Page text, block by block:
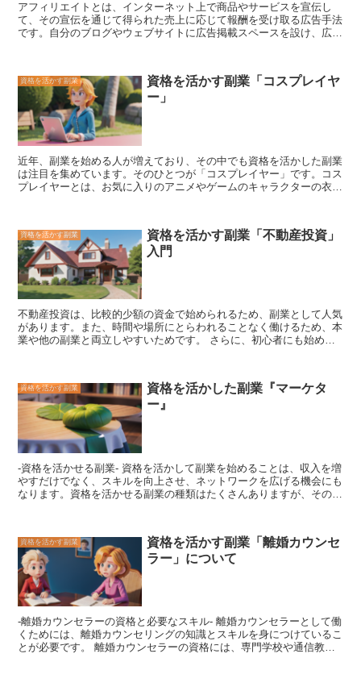
アフィリエイトとは、インターネット上で商品やサービスを宣伝し
て、その宣伝を通じて得られた売上に応じて報酬を受け取る広告手法
です。 自分のブログやウェブサイトに広告掲載スペースを設け、広告
アフィリエイトの仕組みは、次の通りです。まず、アフィリエイトプ
ログラムに登録します。アフィリエイトプログラムとは、広告主とア
フィリエイターを繋ぐ仕組みのことを指します。アフィリエイトプロ
グラムに登録すると、広告主が提供する広告を自分のブログやウェブ
サイトに掲載するための広告リンクが発行されます。この広告リンク
をブログやウェブサイトに掲載することで、読者が広告をクリックし
て商品やサービスを購入すると、アフィリエイターは広告主から報酬
を受け取ることができます。
資格を活かす副業
資格を活かす副業「コスプレイヤ
ー」
近年、副業を始める人が増えており、その中でも 資格を活かした副業
は注目を集めています。そのひとつが「コスプレイヤー」です。コス
プレイヤーとは、お気に入りのアニメやゲームのキャラクターの衣装
するために、衣装や小道具の自作をしたり、メイクやヘアアレンジを
したりします。また、イベントや撮影会に参加して、他のコスプレイ
ヤーと交流したり、写真撮影をしたりします。 コスプレイヤーの中
には、その活動で収入を得ている人もいます。
ベントや撮影会への出演、衣装や小道具の制作・販売、写真集の出版
など、さまざまです。また、コスプレイヤーとして活動していること
を活かして、モデルやタレントとして活躍する人もいます。 コスプ
レイヤーとして活動するためには、まずそのキャラクターになりきる
ための衣装や小道具を用意する必要があります。また、メイクやヘア
アレンジの技術も必要になります。さらに、イベントや撮影会に参加
キャラクターになりきって楽しむことができるというメリットがあり
ます。また、イベントや撮影会に参加したり、写真撮影をしたりする
ことで、他のコスプレイヤーと交流したり、写真撮影をしたりするこ
とで、他のコスプレイヤーと交流したり、新しい友人を作ったりする
こともできます。さらに、コスプレイヤーとして活動していることを
活かして、モデルやタレントとして活躍することも可能です。
資格を活かす副業
資格を活かす副業「不動産投資」
入門
不動産投資は、 比較的少額の資金で始められるため、副業として人気
があります。また、 時間や場所にとらわれることなく働けるため、本
業や他の副業と両立しやすいためです。 さらに、初心者にも始めや
産」の2種類があります。居住用不動産は、安定した需要があるた
め、初心者に人気があります。一方、事業用不動産は、需要が変動す
賃収入という安定した収入を得ることができる
補うためにも有効です。また、不動産は、
多いため、資産形成にもつながります。
資格を活かす副業
資格を活かした副業『マーケタ
ー』
-資格を活かせる副業- 資格を活かして副業を始めることは、 収入を増
やすだけでなく、スキルを向上させ、ネットワークを広げる機会にも
なります。 資格を活かせる副業の種類はたくさんありますが、その中
マーケティングのコンサルティングを提供したり、マーケティングキ
ャンペーンを企画・実行したりすることができます。 * ライティング
ライティングの資格を持っている人は、
働くことができます。フリーランスライターは、企業や組織のブロ
グやウェブサイトの記事を書いたり、パンフレットやチラシなどの販
促物を制作したりすることができます。 * デザインデザインの資格を
持っている人は、フリーランスデザイナーとして働くことができま
す。フリーランスデザイナーは、企業や組織のロゴやポスター、ウ
ェブサイトのデザインを手掛けたり、商品パッケージのデザインをし
資格を活かす副業
資格を活かす副業「離婚カウンセ
ラー」について
-離婚カウンセラーの資格と必要なスキル-離婚カウンセラーとして働
くためには、離婚カウンセリングの知識とスキルを身につけているこ
とが必要です。
離婚カウンセラーの資格には、専門学校や通信教育